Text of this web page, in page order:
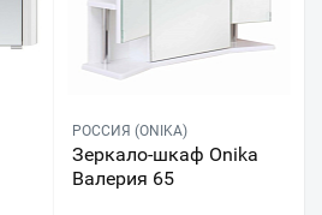
РОССИЯ (ONIKA)
Зеркало-шкаф Onika
Валерия 65